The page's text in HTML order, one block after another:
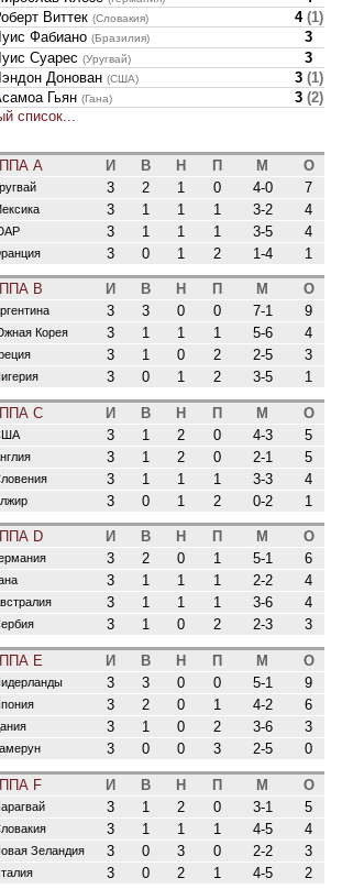
Виттек (Словакия) 4 (1)
Фабиано (Бразилия)
3
Суарес (Уругвай)
3
Донован (США) 3 (1)
Гьян (Гана) 3 (2)
список...
A И В Н П М О
3 2 1 0 4-0 7
3 1 1 1 3-2 4
3 1 1 1 3-5 4
3 0 1 2 1-4 1
B И В Н П М О
3 3 0 0 7-1 9
Корея 3 1 1 1 5-6 4
3 1 0 2 2-5 3
3 0 1 2 3-5 1
C И В Н П М О
3 1 2 0 4-3 5
3 1 2 0 2-1 5
3 1 1 1 3-3 4
3 0 1 2 0-2 1
D И В Н П М О
3 2 0 1 5-1 6
3 1 1 1 2-2 4
3 1 1 1 3-6 4
3 1 0 2 2-3 3
E И В Н П М О
3 3 0 0 5-1 9
3 2 0 1 4-2 6
3 1 0 2 3-6 3
3 0 0 3 2-5 0
F И В Н П М О
3 1 2 0 3-1 5
3 1 1 1 4-5 4
Зеландия 3 0 3 0 2-2 3
3 0 2 1 4-5 2